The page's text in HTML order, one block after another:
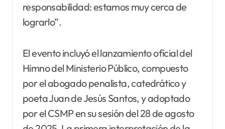
responsabilidad: estamos muy cerca de
lograrlo”.
El evento incluyó el lanzamiento oficial del
Himno del Ministerio Público, compuesto
por el abogado penalista, catedrático y
poeta Juan de Jesús Santos, y adoptado
por el CSMP en su sesión del 28 de agosto